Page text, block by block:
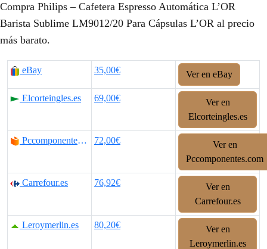
Compra Philips – Cafetera Espresso Automática L’OR
Barista Sublime LM9012/20 Para Cápsulas L’OR al precio
más barato.
eBay 35,00€ Ver en eBay
Elcorteingles.es 69,00€
Ver en
Elcorteingles.es
Pccomponentes.com 72,00€
Ver en
Pccomponentes.com
Carrefour.es 76,92€
Ver en
Carrefour.es
Leroymerlin.es 80,20€
Ver en
Leroymerlin.es